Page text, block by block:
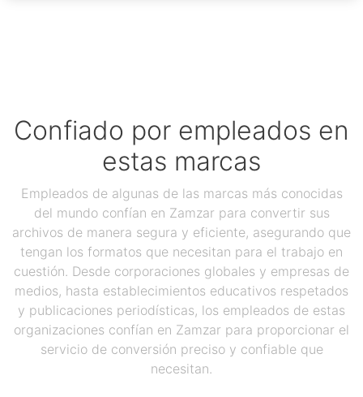
Confiado por empleados en
estas marcas
Empleados de algunas de las marcas más conocidas
del mundo confían en Zamzar para convertir sus
archivos de manera segura y eficiente, asegurando que
tengan los formatos que necesitan para el trabajo en
cuestión. Desde corporaciones globales y empresas de
medios, hasta establecimientos educativos respetados
y publicaciones periodísticas, los empleados de estas
organizaciones confían en Zamzar para proporcionar el
servicio de conversión preciso y confiable que
necesitan.